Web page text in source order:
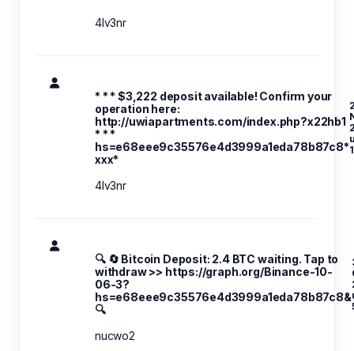
4lv3nr
* * * $3,222 deposit available! Confirm your
operation here:
http://uwiapartments.com/index.php?x22hb1
* * *
hs=e68eee9c35576e4d3999a1eda78b87c8*
ххх*
4lv3nr
🔍 🔄 Bitcoin Deposit: 2.4 BTC waiting. Tap to
withdraw >> https://graph.org/Binance-10-
06-3?
hs=e68eee9c35576e4d3999a1eda78b87c8&
🔍
nucwo2